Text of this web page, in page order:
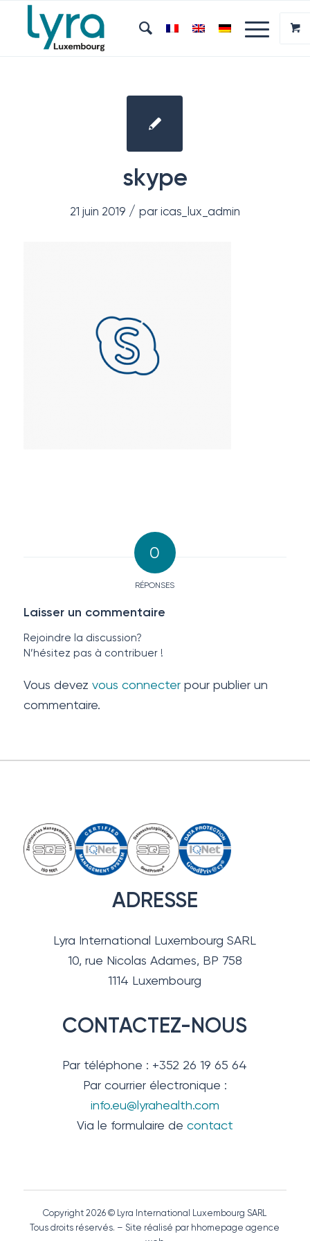
skype
21 juin 2019 / par icas_lux_admin
0
RÉPONSES
Laisser un commentaire
Rejoindre la discussion?
N’hésitez pas à contribuer !
Vous devez vous connecterpour publier un
commentaire.
ADRESSE
Lyra International Luxembourg SARL
10, rue Nicolas Adames, BP 758
1114 Luxembourg
CONTACTEZ-NOUS
Par téléphone : +352 26 19 65 64
Par courrier électronique :
info.eu@lyrahealth.com
Via le formulaire de contact
Copyright 2026 © Lyra International Luxembourg SARL
Tous droits réservés. – Site réalisé par hhomepage agence